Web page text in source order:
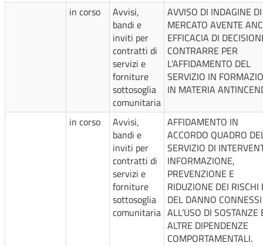
in corso
Avvisi,
bandi e
inviti per
contratti di
servizi e
forniture
sottosoglia
comunitaria
AVVISO DI INDAGINE DI
MERCATO AVENTE
EFFICACIA DI
CONTRARRE PER
L’AFFIDAMENTO DEL
SERVIZIO IN
IN MATERIA
in corso
Avvisi,
bandi e
inviti per
contratti di
servizi e
forniture
sottosoglia
comunitaria
AFFIDAMENTO IN
ACCORDO QUADRO
SERVIZIO DI
INFORMAZIONE,
PREVENZIONE E
RIDUZIONE DEI RISCHI
DEL DANNO CONNESSI
ALL’USO DI SOSTANZE
ALTRE DIPENDENZE
COMPORTAMENTALI.